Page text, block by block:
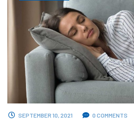
SEPTEMBER 10, 2021 0 COMMENTS